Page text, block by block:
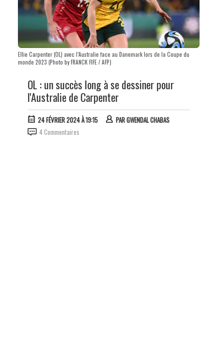
Ellie Carpenter (OL) avec l’Australie face au Danemark lors de la Coupe du
monde 2023 (Photo by FRANCK FIFE / AFP)
OL : un succès long à se dessiner pour
l'Australie de Carpenter
24 FÉVRIER 2024 À 19:15 PARGWENDAL CHABAS
4 Commentaires